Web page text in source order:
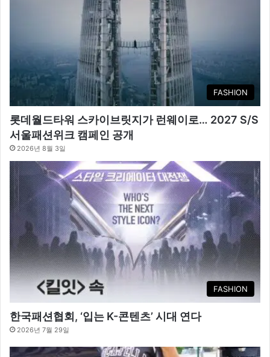
FASHION
롯데월드타워 스카이브릿지가 런웨이로… 2027 S/S
서울패션위크 캠페인 공개
2026년 8월 3일
FASHION
한국패션협회, ‘입는 K-콘텐츠’ 시대 연다
2026년 7월 29일